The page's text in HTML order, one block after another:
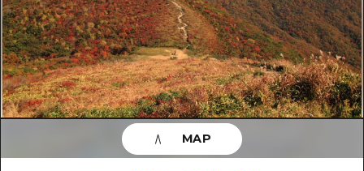
イベント・祭り
グルメ・酒
サイクリング
ショッピング
スポーツ
Dive! Hiroshima 公式ガイド
広島もしもトラベル
あたらしい非日常
広島市周辺
安芸
スポット・体験一覧
広島市周辺
安芸
備後
備北
イベント
旬情報
お役立ち情報
お役立ち情報一覧
MAP